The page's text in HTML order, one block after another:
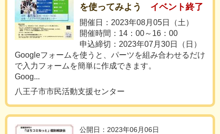
を使ってみよう
イベント終了
開催日：2023年08月05日（土）
開催時間：14：00～16：00
申込締切：2023年07月30日（日）
Googleフォームを使うと、パーツを組み合わせるだけ
で入力フォームを簡単に作成できます。
Goog...
八王子市市民活動支援センター
公開日：2023年06月06日